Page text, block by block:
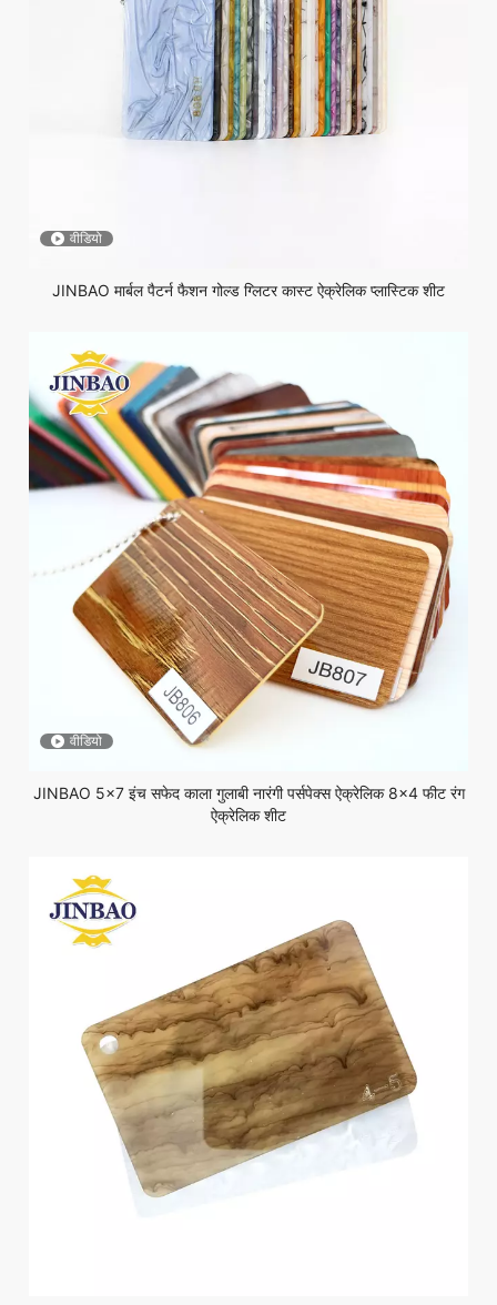
वीडियो
JINBAO मार्बल पैटर्न फैशन गोल्ड ग्लिटर कास्ट ऐक्रेलिक प्लास्टिक शीट
वीडियो
JINBAO 5x7 इंच सफेद काला गुलाबी नारंगी पर्सपेक्स ऐक्रेलिक 8x4 फीट रंग
ऐक्रेलिक शीट